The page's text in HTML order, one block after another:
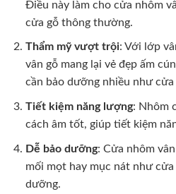
Điều này làm cho cửa nhôm
cửa gỗ thông thường.
Thẩm mỹ vượt trội: Với lớp
vân gỗ mang lại vẻ đẹp ấm
cần bảo dưỡng nhiều như
Tiết kiệm năng lượng: Nhôm
cách âm tốt, giúp tiết kiệm
Dễ bảo dưỡng: Cửa nhôm
mối mọt hay mục nát như cửa
dưỡng.